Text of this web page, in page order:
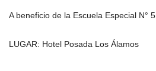
A beneficio de la Escuela Especial N° 5.
LUGAR: Hotel Posada Los Álamos